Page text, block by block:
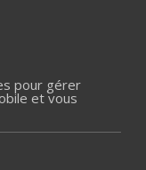
pour gérer
et vous